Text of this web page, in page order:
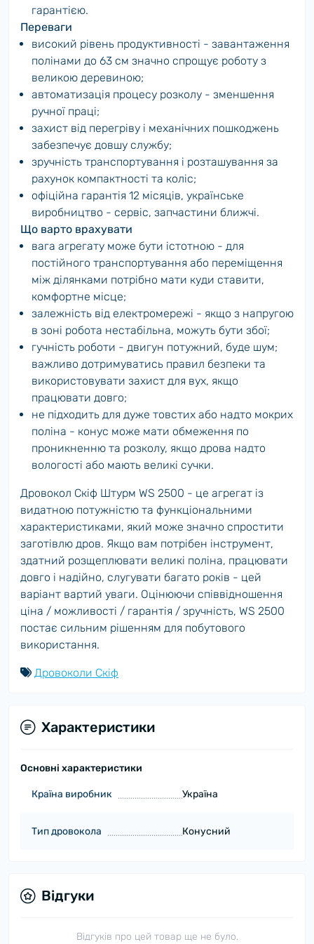
гарантією.
Переваги
високий рівень продуктивності - завантаження
полінами до 63 см значно спрощує роботу з
великою деревиною;
автоматизація процесу розколу - зменшення
ручної праці;
захист від перегріву і механічних пошкоджень
забезпечує довшу службу;
зручність транспортування і розташування за
рахунок компактності та коліс;
офіційна гарантія 12 місяців, українське
виробництво - сервіс, запчастини ближчі.
Що варто врахувати
вага агрегату може бути істотною - для
постійного транспортування або переміщення
між ділянками потрібно мати куди ставити,
комфортне місце;
залежність від електромережі - якщо з напругою
в зоні робота нестабільна, можуть бути збої;
гучність роботи - двигун потужний, буде шум;
важливо дотримуватись правил безпеки та
використовувати захист для вух, якщо
працювати довго;
не підходить для дуже товстих або надто мокрих
поліна - конус може мати обмеження по
проникненню та розколу, якщо дрова надто
вологості або мають великі сучки.
Дровокол Скіф Штурм WS 2500 - це агрегат із
видатною потужністю та функціональними
характеристиками, який може значно спростити
заготівлю дров. Якщо вам потрібен інструмент,
здатний розщеплювати великі поліна, працювати
довго і надійно, слугувати багато років - цей
варіант вартий уваги. Оцінюючи співвідношення
ціна / можливості / гарантія / зручність, WS 2500
постає сильним рішенням для побутового
використання.
Дровоколи Скіф
Характеристики
Основні характеристики
Країна виробник Україна
Тип дровокола Конусний
Відгуки
Відгуків про цей товар ще не було.